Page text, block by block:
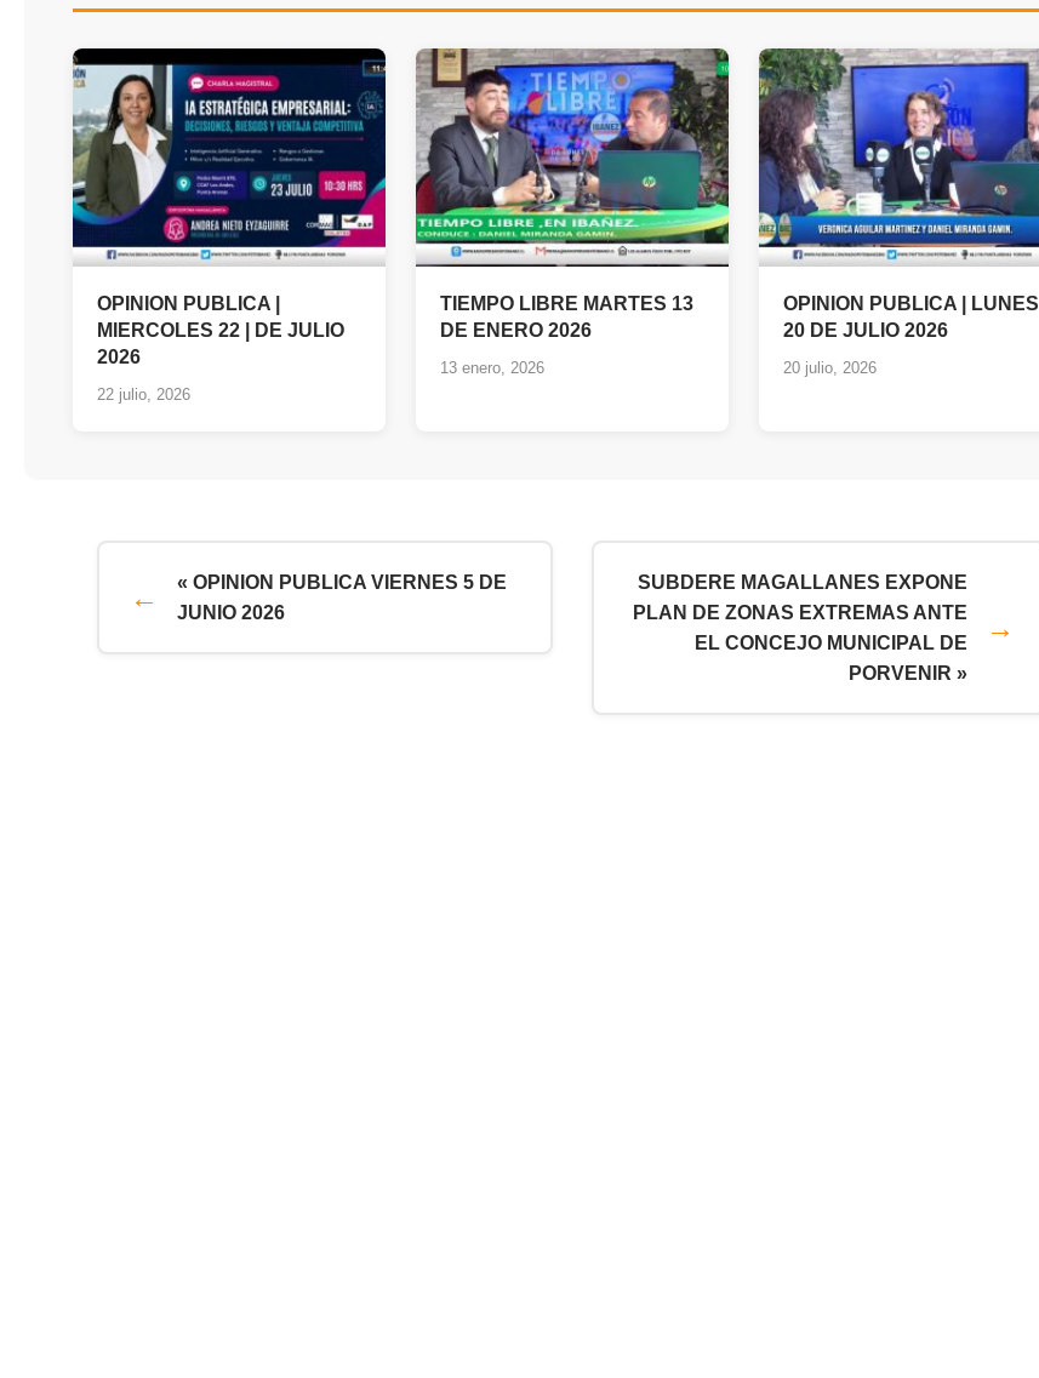
OPINION PUBLICA |
MIERCOLES 22 | DE JULIO
2026
22 julio, 2026
TIEMPO LIBRE MARTES 13
DE ENERO 2026
13 enero, 2026
OPINION PUBLICA | LUNES
20 DE JULIO 2026
20 julio, 2026
« OPINION PUBLICA VIERNES 5 DE
JUNIO 2026
SUBDERE MAGALLANES EXPONE
PLAN DE ZONAS EXTREMAS ANTE
EL CONCEJO MUNICIPAL DE
PORVENIR »